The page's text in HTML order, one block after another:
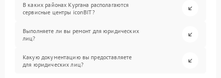
В каких районах Кургана располагаются
сервисные центры iconBIT?
Выполняете ли вы ремонт для юридических
лиц?
Какую документацию вы предоставляете
для юридических лиц?